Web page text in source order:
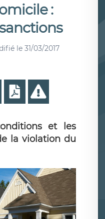
:
le 31/03/2017
et les
la violation du